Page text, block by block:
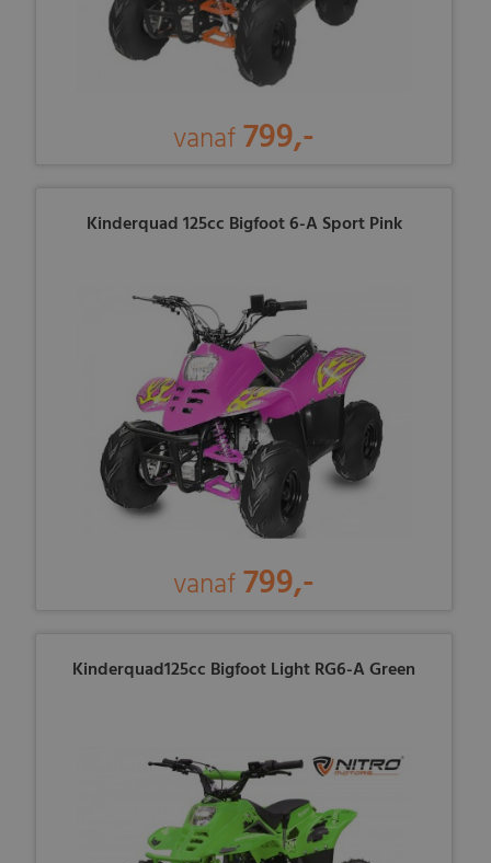
vanaf799,-
Kinderquad 125cc Bigfoot 6-A Sport Pink
vanaf799,-
Kinderquad125cc Bigfoot Light RG6-A Green